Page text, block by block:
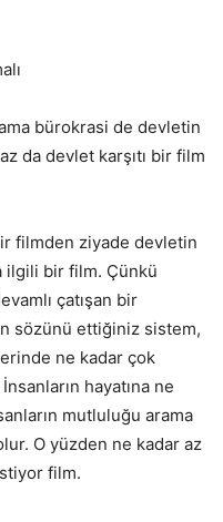
bürokrasi de devletin
da devlet karşıtı bir film
filmden ziyade devletin
ilgili bir film. Çünkü
çatışan bir
sözünü ettiğiniz sistem,
ne kadar çok
hayatına ne
mutluluğu arama
O yüzden ne kadar az
film.